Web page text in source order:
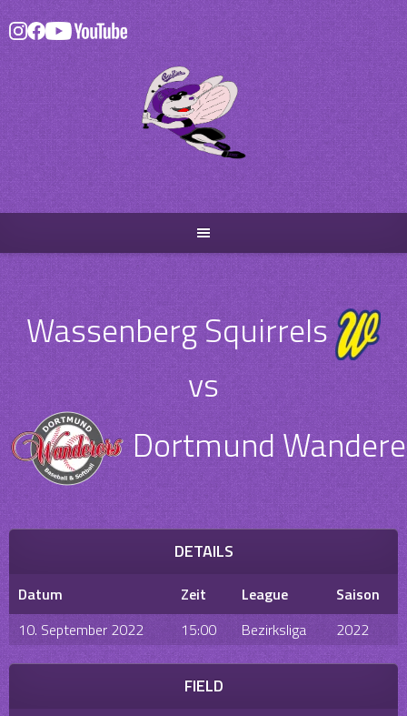
Skip
to
content
Wassenberg Squirrels
vs
Dortmund
DETAILS
Datum Zeit League
Saison
10. September 2022
15:00 Bezirksliga 2022
FIELD